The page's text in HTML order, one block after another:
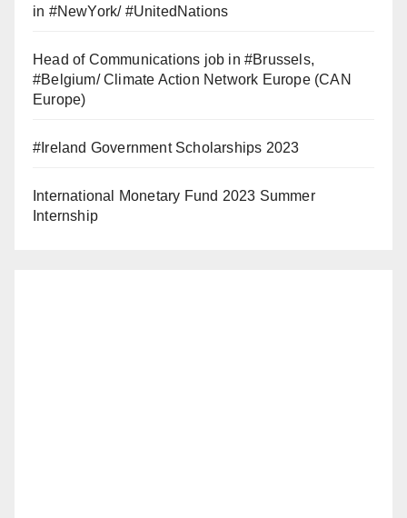
in #NewYork/ #UnitedNations
Head of Communications job in #Brussels,
#Belgium/ Climate Action Network Europe (CAN
Europe)
#Ireland Government Scholarships 2023
International Monetary Fund 2023 Summer
Internship